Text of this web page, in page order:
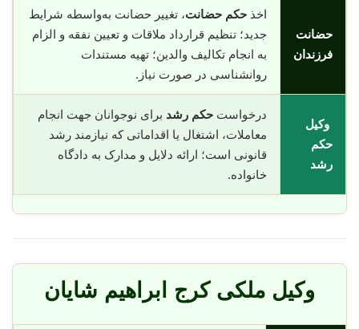
حضانت
فرزندان
اخذ حکم حضانت، تغییر حضانت به‌واسطه شرایط
جدید؛ تنظیم قرارداد ملاقات و تعیین نفقه و الزام
به انجام تکالیف والدین؛ تهیه مستندات
روانشناسی در صورت نیاز.
وکیل
حکم
رشد
درخواست حکم رشد برای نوجوانان جهت انجام
معاملات، اشتغال یا اقداماتی که نیازمند رشد
قانونی است؛ ارائه دلایل و مدارک به دادگاه
خانواده.
وکیل ملکی کرج ابراهیم شایان